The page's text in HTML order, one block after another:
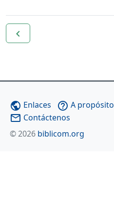
navigate_before
public Enlaces help_outline A propósito
mail_outline Contáctenos
© 2026 biblicom.org